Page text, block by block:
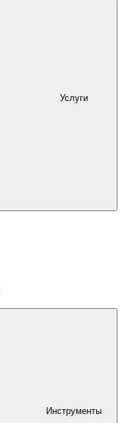
Услуги
Инструменты